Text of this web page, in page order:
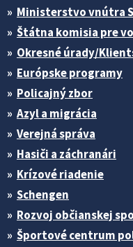
Ministerstvo vnútra
Štátna komisia pre
Okresné úrady/
Európske programy
Policajný zbor
Azyl a migrácia
Verejná správa
Hasiči a záchranári
Krízové riadenie
Schengen
Rozvoj občianskej
Športové centrum